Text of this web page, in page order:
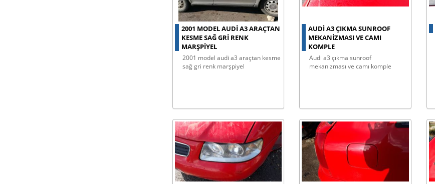
2001 MODEL AUDI A3 ARAÇTAN
KESME SAĞ GRI RENK
MARŞPIYEL
2001 model audi a3 araçtan kesme
sağ gri renk marşpiyel
AUDİ A3 ÇIKMA SUNROOF
MEKANIZMASI VE CAMI
KOMPLE
audi̇ a3 çıkma sunroof
mekanizması ve camı komple